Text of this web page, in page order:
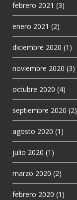
febrero 2021 (3)
enero 2021 (2)
diciembre 2020 (1)
noviembre 2020 (3)
octubre 2020 (4)
septiembre 2020 (2)
agosto 2020 (1)
julio 2020 (1)
marzo 2020 (2)
febrero 2020 (1)